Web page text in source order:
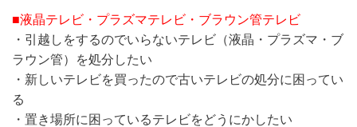
■液晶テレビ・プラズマテレビ・ブラウン管テレビ
・引越しをするのでいらないテレビ（液晶・プラズマ・ブ
ラウン管）を処分したい
・新しいテレビを買ったので古いテレビの処分に困ってい
る
・置き場所に困っているテレビをどうにかしたい